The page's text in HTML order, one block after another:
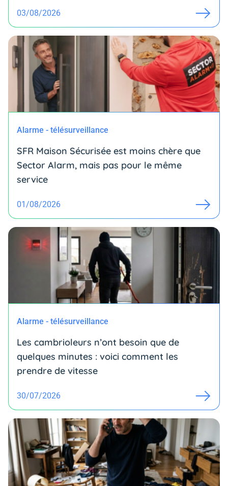
03/08/2026
Alarme - télésurveillance
SFR Maison Sécurisée est moins chère que
Sector Alarm, mais pas pour le même
service
01/08/2026
Alarme - télésurveillance
Les cambrioleurs n’ont besoin que de
quelques minutes : voici comment les
prendre de vitesse
30/07/2026